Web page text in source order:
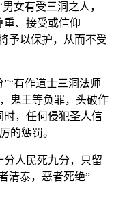
女有受三洞之人，
重、接受或信仰
予以保护，从而不受
有作道士三洞法师
鬼王等负罪，头破作
时，任何侵犯圣人信
的惩罚。
分人民死九分，只留
清泰，恶者死绝”